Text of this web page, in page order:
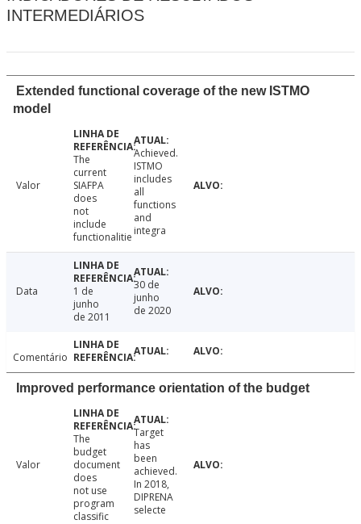
INTERMEDIÁRIOS
Extended functional coverage of the new ISTMO
model
Valor
The
current
SIAFPA
does
not
include
functionalitie
Achieved.
ISTMO
includes
all
functions
and
integra
Data
1 de
junho
de 2011
30 de
junho
de 2020
Comentário
Improved performance orientation of the budget
Valor
The
budget
document
does
not use
program
classific
Target
has
been
achieved.
In 2018,
DIPRENA
selecte